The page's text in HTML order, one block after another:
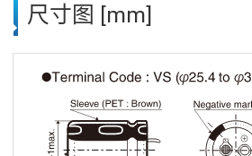
尺寸图 [mm]